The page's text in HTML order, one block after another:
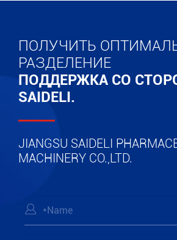
ПОЛУЧИТЬ
РАЗДЕЛЕНИЕ
ПОДДЕРЖКА СО
SAIDELI.
JIANGSU SAIDELI
MACHINERY CO.,LTD.
